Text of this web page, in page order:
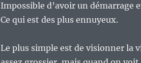
Impossible d’avoir un
Ce qui est des plus ennuyeux.
Le plus simple est de visionner la